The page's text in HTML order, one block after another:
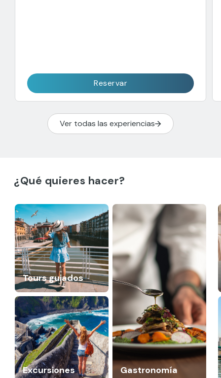
Reservar
Ver todas las experiencias
¿Qué quieres hacer?
Tours guiados
Gastronomía
Excursiones